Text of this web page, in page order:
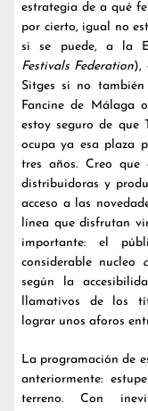
estrategia de a qué
por cierto, igual no
si se puede, a la
Festivals Federation),
Sitges si no
Fancine de Málaga
estoy seguro de que
ocupa ya esa plaza
tres años. Creo que
distribuidoras y
acceso a las
línea que disfrutan
importante: el
considerable nucleo
según la
llamativos de los
lograr unos aforos
La programación de
anteriormente:
terreno. Con